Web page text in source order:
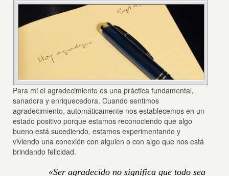
Para mi el agradecimiento es una práctica fundamental,
sanadora y enriquecedora. Cuando sentimos
agradecimiento, automáticamente nos establecemos en un
estado positivo porque estamos reconociendo que algo
bueno está sucediendo, estamos experimentando y
viviendo una conexión con alguien o con algo que nos está
brindando felicidad.
«Ser agradecido no significa que todo sea